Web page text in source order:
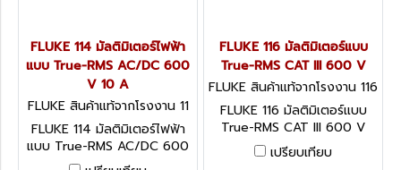
FLUKE 114 มัลติมิเตอร์ไฟฟ้า
แบบ True-RMS AC/DC 600
V 10 A
FLUKE สินค้าแท้จากโรงงาน 11
4
FLUKE 114 มัลติมิเตอร์ไฟฟ้า
แบบ True-RMS AC/DC 600
V 10 A
FLUKE 116 มัลติมิเตอร์แบบ
True-RMS CAT III 600 V
FLUKE สินค้าแท้จากโรงงาน 116
FLUKE 116 มัลติมิเตอร์แบบ
True-RMS CAT III 600 V
เปรียบเทียบ